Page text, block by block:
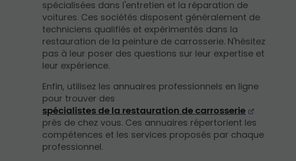
spécialisées dans l'entretien et la réparation de
voitures. Ces sociétés disposent généralement de
techniciens qualifiés et expérimentés dans la
restauration de la peinture de carrosserie. N'hésitez
pas à leur poser des questions sur leur expertise et
leur expérience.
Enfin, utilisez les annuaires professionnels en ligne
pour trouver des
spécialistes de la restauration de carrosserie
près de chez vous. Ces annuaires répertorient les
compétences et les services proposés par chaque
professionnel.